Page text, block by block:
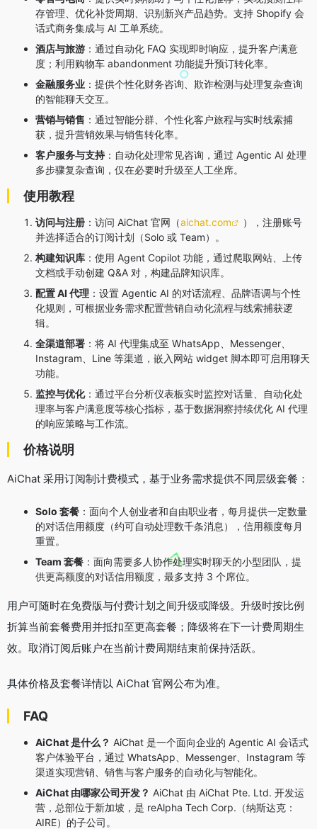
存管理、优化补货周期、识别新兴产品趋势。支持 Shopify 会
话式商务集成与 AI 工单系统。
酒店与旅游 ：通过自动化 FAQ 实现即时响应，提升客户满意
度；利用购物车 abandonment 功能提升预订转化率。
金融服务业 ：提供个性化财务咨询、欺诈检测与处理复杂查询
的智能聊天交互。
营销与销售 ：通过智能分群、个性化客户旅程与实时线索捕
获，提升营销效果与销售转化率。
客户服务与支持 ：自动化处理常见咨询，通过 Agentic AI 处理
多步骤复杂查询，仅在必要时升级至人工坐席。
使用教程
访问与注册 ：访问 AiChat 官网（aichat.com
），注册账号
并选择适合的订阅计划（Solo 或 Team）
。
构建知识库 ：使用 Agent Copilot 功能，通过爬取网站、上传
文档或手动创建 Q&A 对，构建品牌知识库。
配置 AI 代理 ：设置 Agentic AI 的对话流程、品牌语调与个性
化规则，可根据业务需求配置营销自动化流程与线索捕获逻
辑。
全渠道部署 ：将 AI 代理集成至 WhatsApp、Messenger、
Instagram、Line 等渠道 ，嵌入网站 widget 脚本即可启用聊天
功能。
监控与优化：通过平台分析仪表板实时监控对话量、自动化处
理率与客户满意度等核心指标 ，基于数据洞察持续优化 AI 代理
的响应策略与工作流。
价格说明
AiChat 采用订阅制计费模式，基于业务需求提供不同层级套餐 ：
Solo 套餐 ：面向个人创业者和自由职业者，每月提供一定数量
的对话信用额度（约可自动处理数千条消息），信用额度每月
重置。
Team 套餐 ：面向需要多人协作处理实时聊天的小型团队，提
供更高额度的对话信用额度，最多支持 3 个席位。
用户可随时在免费版与付费计划之间升级或降级。升级时按比例
折算当前套餐费用并抵扣至更高套餐 ；降级将在下一计费周期生
效。取消订阅后账户在当前计费周期结束前保持活跃。
具体价格及套餐详情以 AiChat 官网公布为准。
FAQ
AiChat 是什么？ AiChat 是一个面向企业的 Agentic AI 会话式
客户体验平台，通过 WhatsApp、Messenger、Instagram 等
渠道实现营销、销售与客户服务的自动化与智能化。
AiChat 由哪家公司开发？ AiChat 由 AiChat Pte. Ltd. 开发运
营，总部位于新加坡，是 reAlpha Tech Corp.（纳斯达克：
AIRE）的子公司 。